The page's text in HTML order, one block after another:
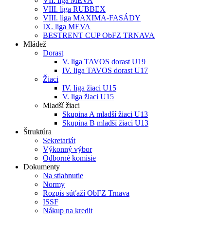
VIII. liga RUBBEX
VIII. liga MAXIMA-FASÁDY
IX. liga MEVA
BESTRENT CUP ObFZ TRNAVA
Mládež
Dorast
V. liga TAVOS dorast U19
IV. liga TAVOS dorast U17
Žiaci
IV. liga žiaci U15
V. liga žiaci U15
Mladší žiaci
Skupina A mladší žiaci U13
Skupina B mladší žiaci U13
Štruktúra
Sekretariát
Výkonný výbor
Odborné komisie
Dokumenty
Na stiahnutie
Normy
Rozpis súťaží ObFZ Trnava
ISSF
Nákup na kredit